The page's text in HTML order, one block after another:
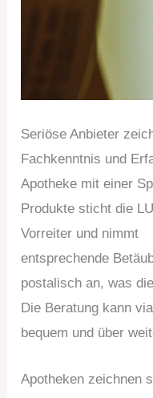
Seriöse Anbieter
Fachkenntnis und
Apotheke mit einer
Produkte sticht die
Vorreiter und nimmt
entsprechende
postalisch an, was
Die Beratung kann
bequem und über
Apotheken zeichnen